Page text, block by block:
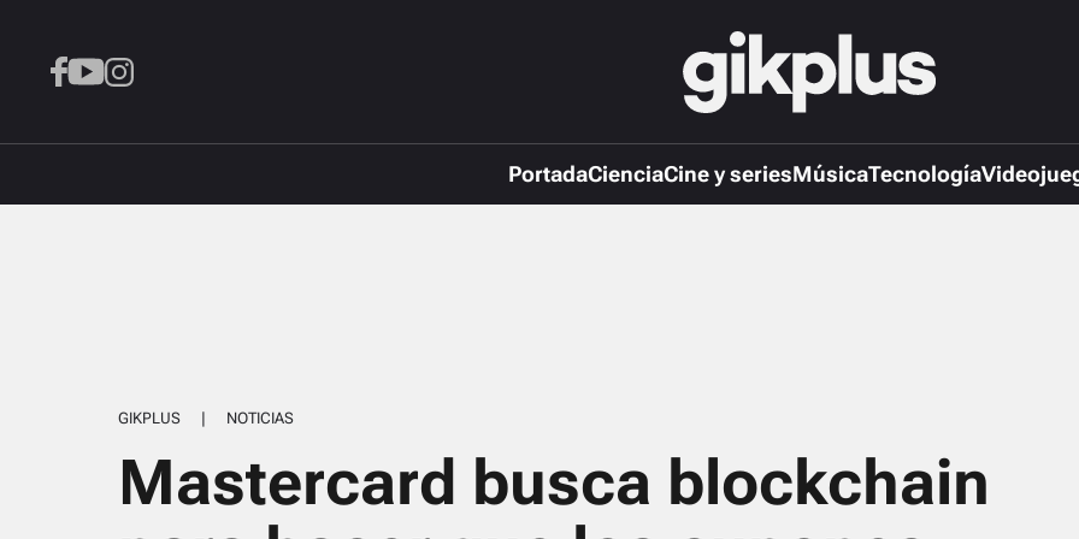
PortadaCienciaCine y seriesMúsicaTecnología
GIKPLUS | NOTICIAS
Mastercard busca blockchain